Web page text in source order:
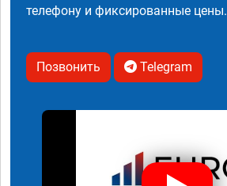
телефону и фиксированные цены.
Позвонить Telegram